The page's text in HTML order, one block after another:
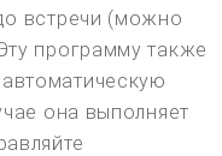
встречи (можно
программу также
она выполняет